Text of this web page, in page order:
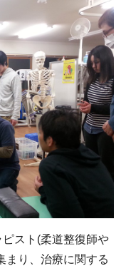
スト(柔道整復師や
まり、治療に関する